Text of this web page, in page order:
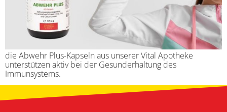
die Abwehr Plus-Kapseln aus unserer Vital Apotheke
unterstützen aktiv bei der Gesunderhaltung des
Immunsystems.